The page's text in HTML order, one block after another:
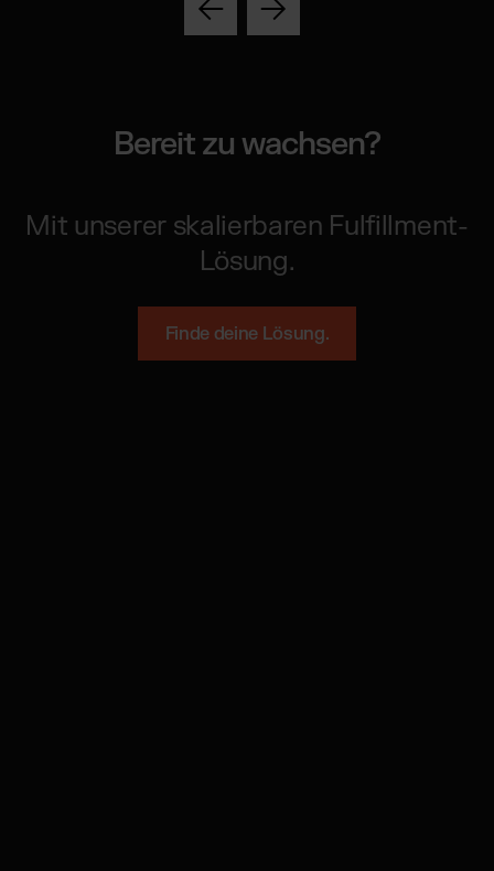
Bereit zu wachsen?
Mit unserer skalierbaren Fulfillment-
Lösung.
Finde deine Lösung.